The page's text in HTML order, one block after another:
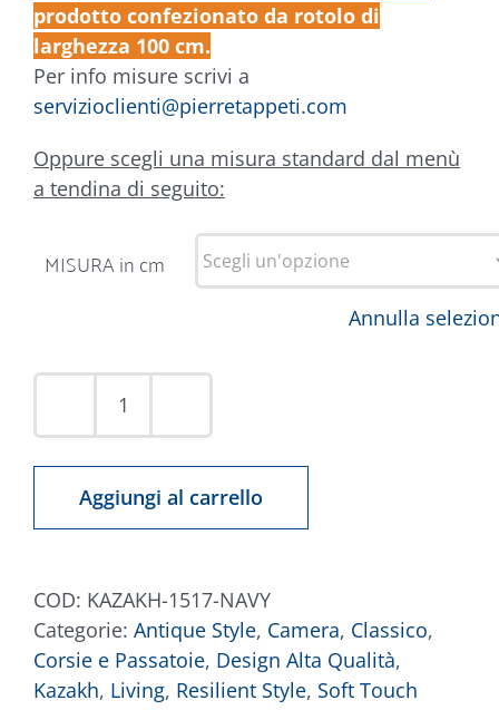
prodotto confezionato da rotolo di
larghezza 100 cm.
Per info misure scrivi a
servizioclienti@pierretappeti.com
Oppure scegli una misura standard dal menù
a tendina di seguito:
MISURA in cm
Annulla
Tappeto
Blu
Navy
Aggiungi al carrello
COD: KAZAKH-1517-NAVY
Categorie: Antique Style, Camera, Classico,
Corsie e Passatoie, Design Alta Qualità,
Kazakh, Living, Resilient Style, Soft Touch